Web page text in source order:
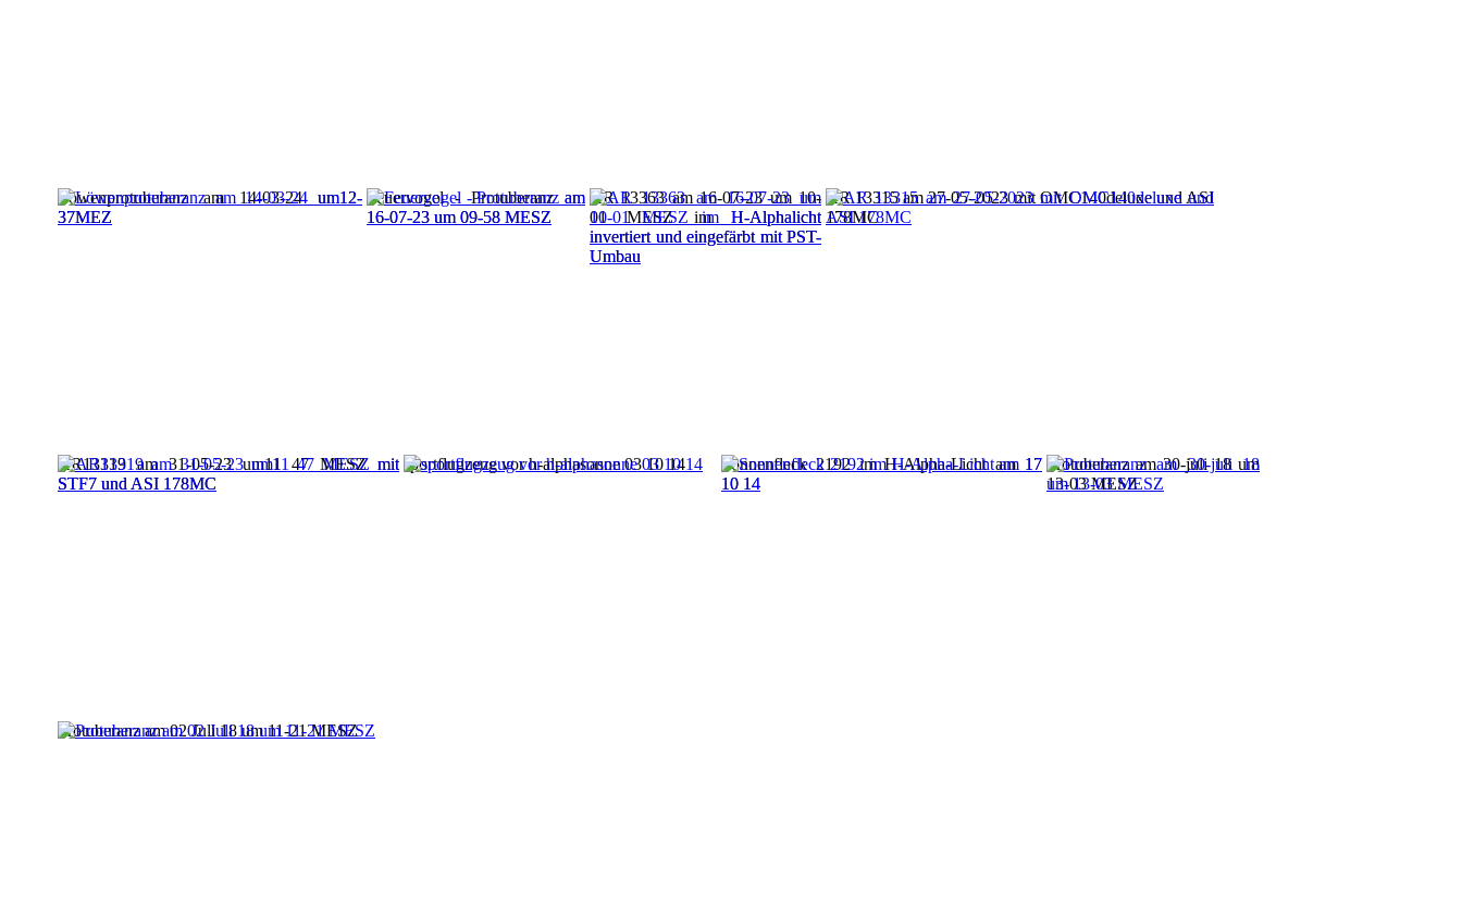
Löwenprotuberanz am 14-03-24 um12-
37MEZ
Feuervogel - Protuberanz am
16-07-23 um 09-58 MESZ
AR 13363 am 16-07-23 um 10-
01 MESZ im H-Alphalicht
invertiert und eingefärbt mit PST-
Umbau
AR 13315 am 27-05-2023 mit OMC140deluxe und ASI
178MC
AR13319 am 31-05-23 um11 47 MESZ mit
STF7 und ASI 178MC
sportflugzeug vor h-alphasonne 03 10 14
Sonnenfleck 2192 im H-Alpha-Licht am 17
10 14
Protuberanz am 30-juli 18 um
13-03 MESZ
Protuberanz am 02 Juli 18 um 11-21 MESZ